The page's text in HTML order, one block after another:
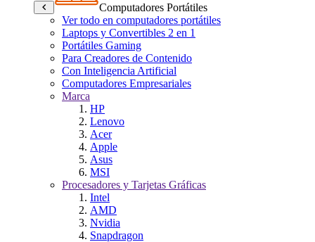
Computadores Portátiles
Ver todo en computadores portátiles
Laptops y Convertibles 2 en 1
Portátiles Gaming
Para Creadores de Contenido
Con Inteligencia Artificial
Computadores Empresariales
Marca
HP
Lenovo
Acer
Apple
Asus
MSI
Procesadores y Tarjetas Gráficas
Intel
AMD
Nvidia
Snapdragon